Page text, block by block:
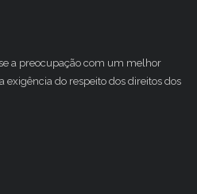
a preocupação com um melhor
exigência do respeito dos direitos dos